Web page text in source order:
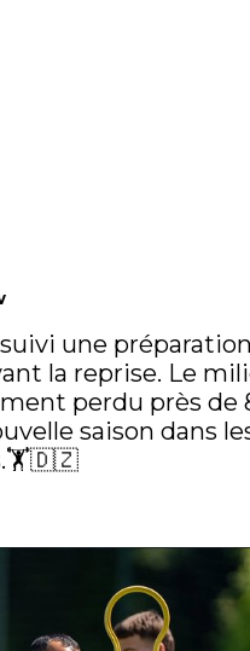
une
la reprise. Le
perdu près de
saison dans